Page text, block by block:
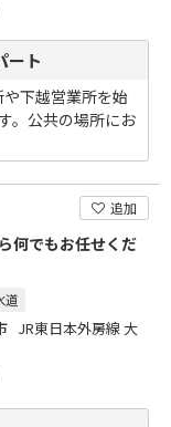
ート
下越営業所を始
。公共の場所にお
追加
何でもお任せくだ
道
JR東日本外房線 大